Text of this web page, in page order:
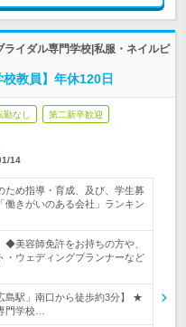
イダル専門学校|私服・ネイルピ
教員】年休120日
勤なし 第二新卒歓迎
14
ため指導・育成、及び、学生募
きがいのある会社」ランキン
◆美容師免許をお持ちの方や、
・ウェディングプランナーなど
島駅」南口から徒歩約3分】 ★
門学校…